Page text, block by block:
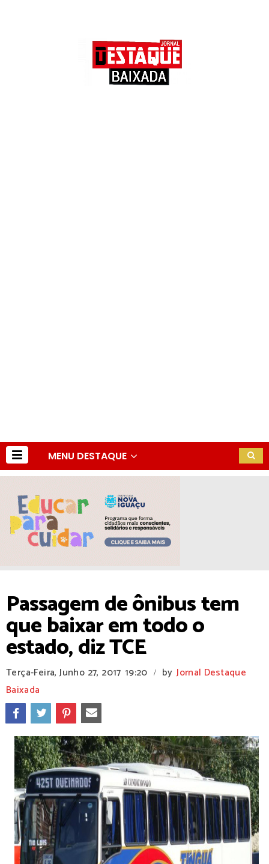
MENU DESTAQUE
Passagem de ônibus tem
que baixar em todo o
estado, diz TCE
Terça-Feira, Junho 27, 2017 19:20 / by Jornal Destaque
Baixada